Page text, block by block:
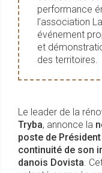
performance
l’association
événement
et
des territoires.
Le leader de la
Tryba, annonce la
poste de
continuité de son
danois Dovista.